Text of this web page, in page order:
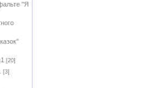
"Я
[20]
[3]